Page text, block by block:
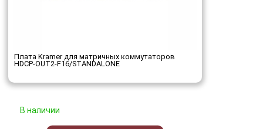
Плата Kramer для матричных коммутаторов
HDCP-OUT2-F16/STANDALONE
В наличии